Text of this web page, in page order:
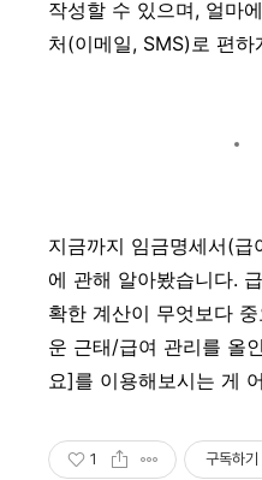
작성할 수 있으며, 얼마
처(이메일, SMS)로 편
지금까지 임금명세서(
에 관해 알아봤습니다.
확한 계산이 무엇보다
운 근태/급여 관리를 올
요]를 이용해보시는 게
1 구독하기